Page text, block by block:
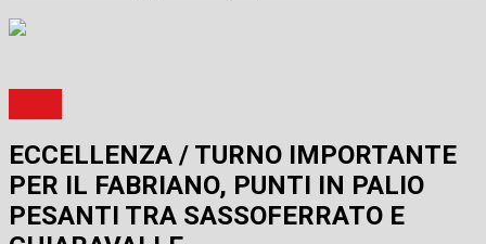
ECCELLENZA / TURNO IMPORTANTE
PER IL FABRIANO, PUNTI IN PALIO
PESANTI TRA SASSOFERRATO E